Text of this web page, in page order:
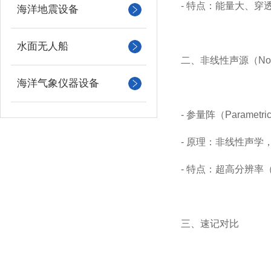
海洋地震设备
水面无人船
海洋气象仪器设备
- 特点：能量大、穿
二、非线性声源（
- 参量阵（
- 原理：非线性声学
- 特点：超高分辨率
三、速记对比